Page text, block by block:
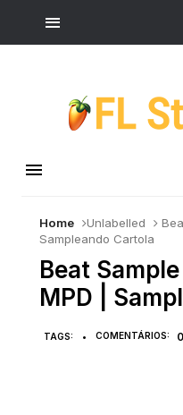
Home Unlabelled
Sampleando Cartola
Beat
MPD |
TAGS: • COMENTÁRIOS: 0